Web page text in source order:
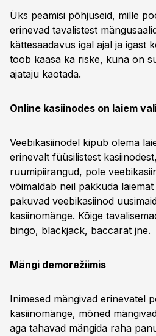
Üks peamisi põhjuseid, mille
erinevad tavalistest
kättesaadavus igal ajal ja igast
toob kaasa ka riske, kuna on
ajataju kaotada.
Online kasiinodes on laiem
Veebikasiinodel kipub olema
erinevalt füüsilistest
ruumipiirangud, pole
võimaldab neil pakkuda
pakuvad veebikasiinod
kasiinomänge. Kõige
bingo, blackjack, baccarat jne.
Mängi demorežiimis
Inimesed mängivad erinevatel
kasiinomänge, mõned
aga tahavad mängida raha